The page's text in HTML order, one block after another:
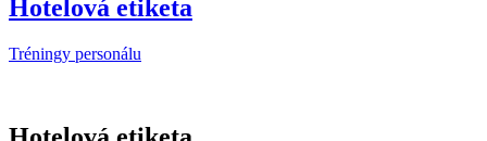
Hotelová etiketa
Tréningy personálu